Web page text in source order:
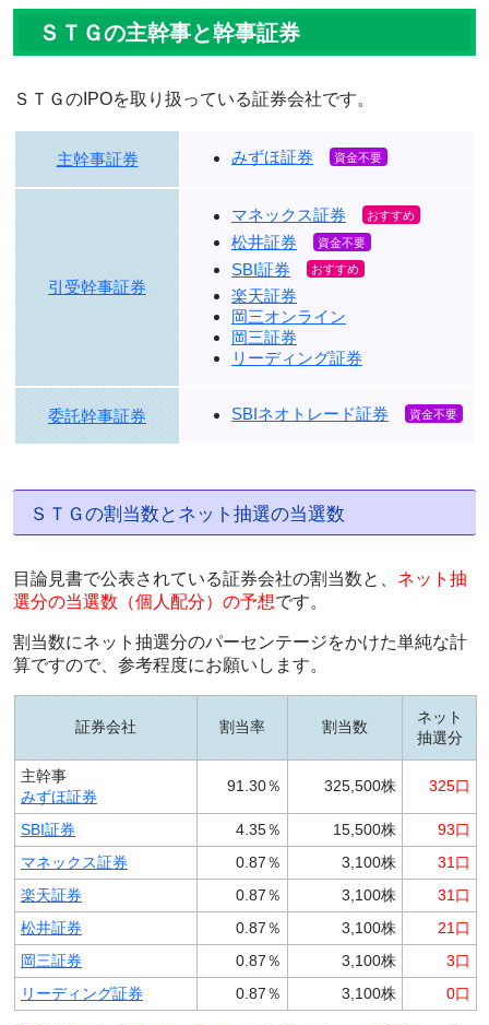
ＳＴＧの主幹事と幹事証券
ＳＴＧのIPOを取り扱っている証券会社です。
主幹事証券 みずほ証券
引受幹事証券
マネックス証券
松井証券
SBI証券
楽天証券
岡三オンライン
岡三証券
リーディング証券
委託幹事証券 SBIネオトレード証券
ＳＴＧの割当数とネット抽選の当選数
目論見書で公表されている証券会社の割当数と、 ネット抽
選分の当選数（個人配分）の予想です。
割当数にネット抽選分のパーセンテージをかけた単純な計
算ですので、参考程度にお願いします。
証券会社 割当率 割当数
ネット
抽選分
主幹事
みずほ証券
91.30％ 325,500株 325口
SBI証券 4.35％ 15,500株
93口
マネックス証券
0.87％ 3,100株
31口
楽天証券
0.87％ 3,100株
31口
松井証券
0.87％ 3,100株
21口
岡三証券
0.87％ 3,100株
3口
リーディング証券
0.87％ 3,100株 0口